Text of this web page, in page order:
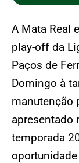
A Mata Real
play-off da
Paços de
Domingo à
manutenção
apresentado
temporada